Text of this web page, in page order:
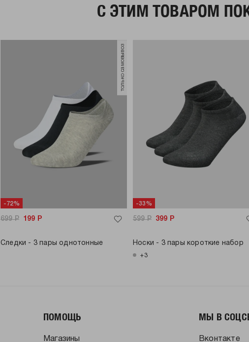
C ЭТИМ ТОВАРОМ
-72%
только самовывоз
699Р 199 Р
Следки - 3 пары однотонные
-33%
599Р 399 Р
Носки - 3 пары короткие набор
+3
ПОМОЩЬ
Магазины
МЫ В
Вконтакте